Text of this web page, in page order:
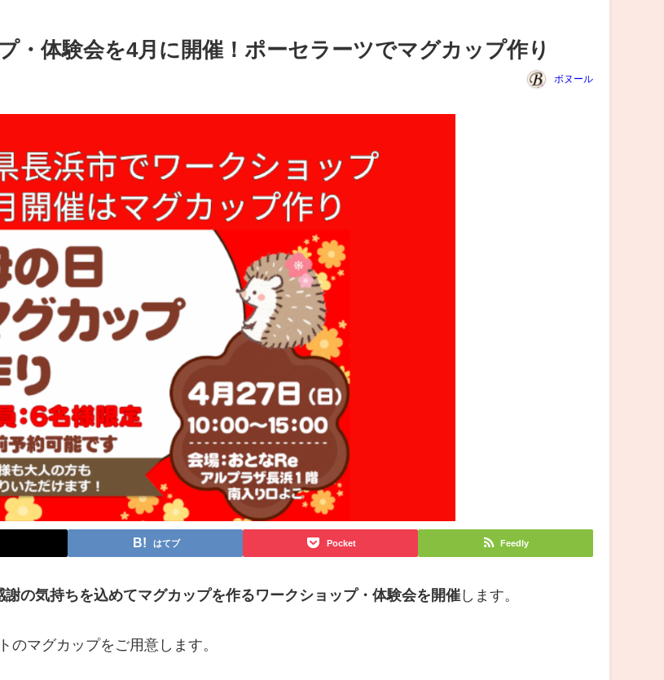
・体験会を4月に開催！ポーセラーツでマグカップ作り
ボヌール
はてブ Pocket Feedly
謝の気持ちを込めてマグカップを作るワークショップ・体験会を開催 します。
のマグカップをご用意します。